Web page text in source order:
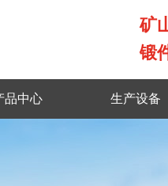
矿
锻
品中心 生产设备